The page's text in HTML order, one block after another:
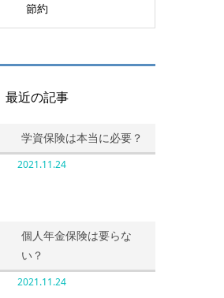
節約
最近の記事
学資保険は本当に必要？
2021.11.24
個人年金保険は要らな
い？
2021.11.24